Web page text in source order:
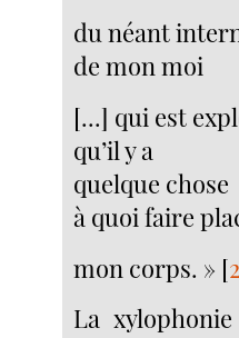
du néant
de mon moi
[...] qui est
qu’il y a
quelque chose
à quoi faire
mon corps. » [
La